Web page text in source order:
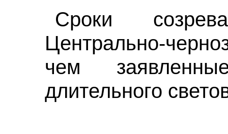
Сроки
Центрально-
чем
длительного